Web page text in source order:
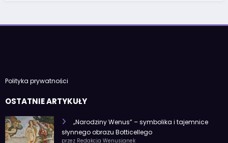
Polityka prywatności
OSTATNIE ARTYKUŁY
„Narodziny Wenus” – symbolika i tajemnice
słynnego obrazu Botticellego
przez Redakcja Wenusjanek